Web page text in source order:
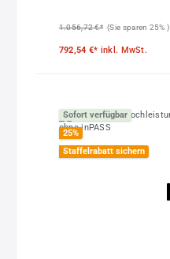
1.056,72 €* (Sie sparen 25% )
792,54 €* inkl. MwSt.
Sofort verfügbar
25%
Staffelrabatt sichern